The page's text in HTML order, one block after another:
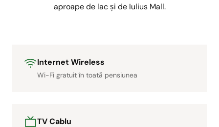
aproape de lac și de Iulius Mall.
Internet Wireless
Wi-Fi gratuit în toată pensiunea
TV Cablu